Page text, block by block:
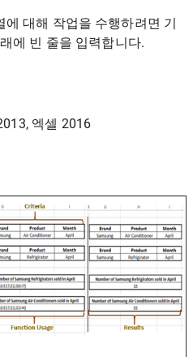
대해 작업을 수행하려면 기
에 빈 줄을 입력합니다.
엑셀 2016